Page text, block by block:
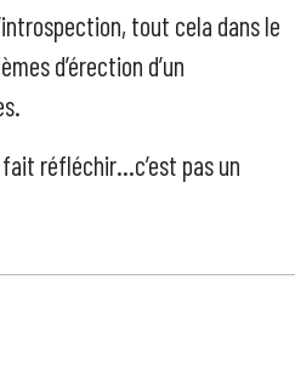
tout cela dans le
d’érection d’un
réfléchir…c’est pas un